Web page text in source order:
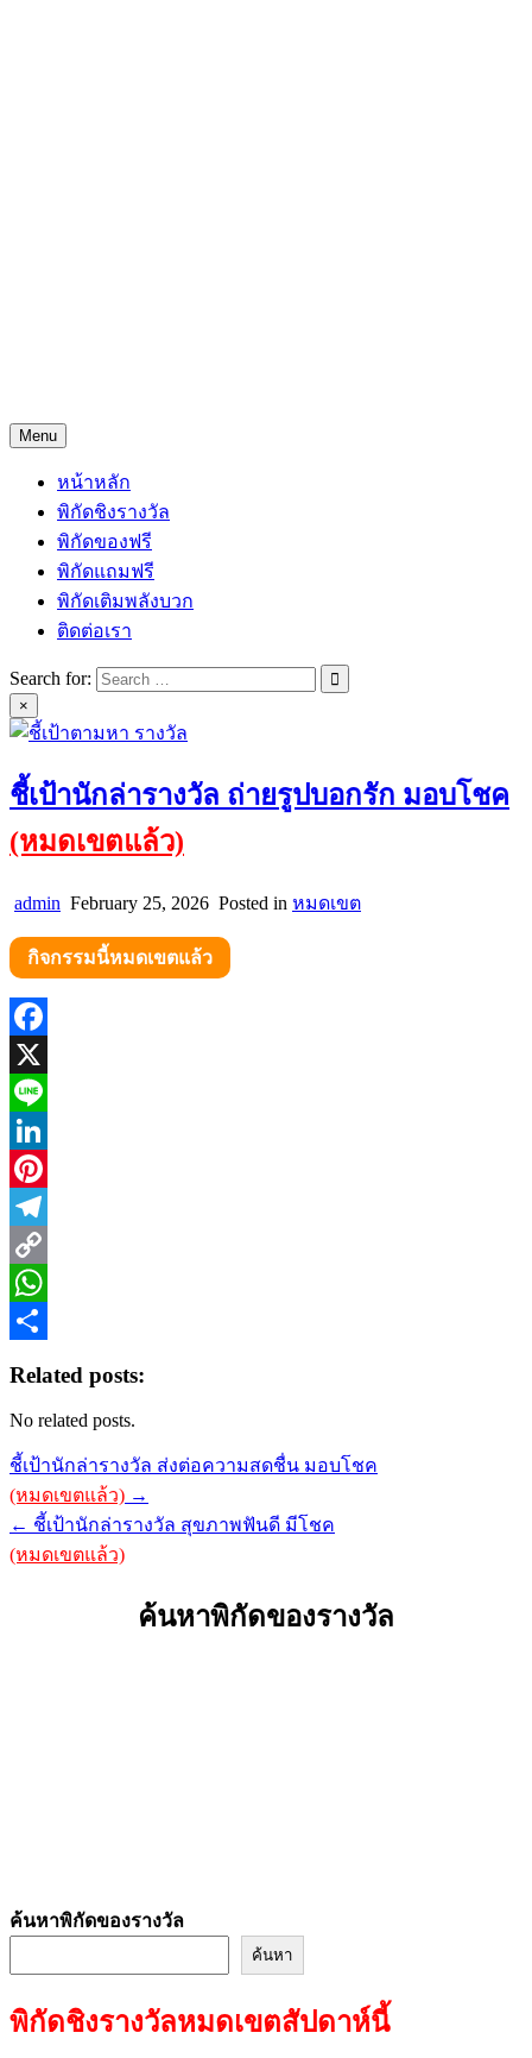
Menu
หน้าหลัก
พิกัดชิงรางวัล
พิกัดของฟรี
พิกัดแถมฟรี
พิกัดเติมพลังบวก
ติดต่อเรา
Search for:
×
ชี้เป้านักล่ารางวัล ถ่ายรูปบอกรัก มอบโชค
(หมดเขตแล้ว)
admin February 25, 2026 Posted in หมดเขต
กิจกรรมนี้หมดเขตแล้ว
Facebook
X
Line
LinkedIn
Pinterest
Telegram
Copy
Link
WhatsApp
Related posts:
No related posts.
Post
navigation
ชี้เป้านักล่ารางวัล ส่งต่อความสดชื่น มอบโชค
(หมดเขตแล้ว) →
← ชี้เป้านักล่ารางวัล สุขภาพฟันดี มีโชค
(หมดเขตแล้ว)
ค้นหาพิกัดของรางวัล
ค้นหาพิกัดของรางวัล
ค้นหา
พิกัดชิงรางวัลหมดเขตสัปดาห์นี้